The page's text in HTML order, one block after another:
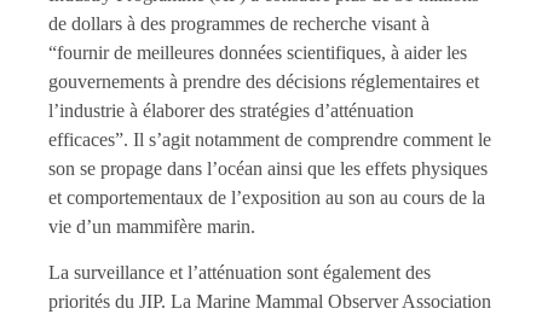
de dollars à des programmes de recherche visant à
“fournir de meilleures données scientifiques, à aider les
gouvernements à prendre des décisions réglementaires et
l’industrie à élaborer des stratégies d’atténuation
efficaces”. Il s’agit notamment de comprendre comment le
son se propage dans l’océan ainsi que les effets physiques
et comportementaux de l’exposition au son au cours de la
vie d’un mammifère marin.
La surveillance et l’atténuation sont également des
priorités du JIP. La Marine Mammal Observer Association